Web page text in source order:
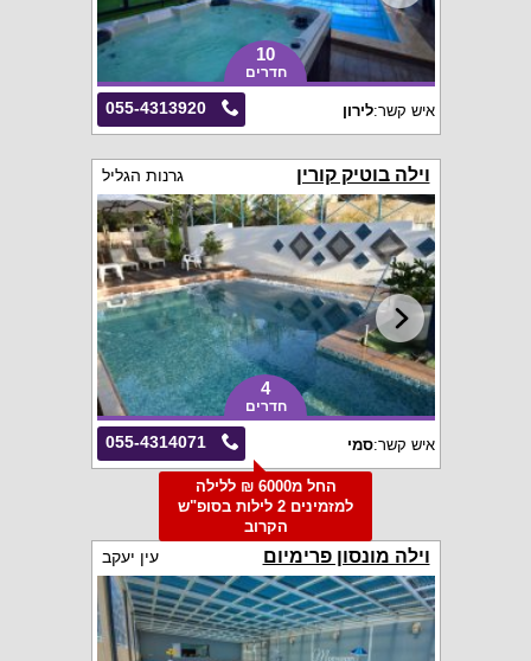
10
חדרים
055-4313920 איש קשר:לירון
וילה בוטיק קורין גרנות הגליל
4
חדרים
055-4314071 איש קשר:סמי
החל מ6000 ₪ ללילה
למזמינים 2 לילות בסופ"ש
הקרוב
וילה מונסון פרימיום עין יעקב